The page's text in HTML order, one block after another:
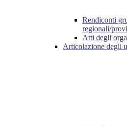
Rendiconti
regionali/
Atti degli
Articolazione degli